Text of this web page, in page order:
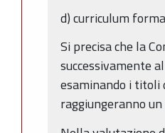
d) curriculum
Si precisa che la
successivamente
esaminando i titoli
raggiungeranno